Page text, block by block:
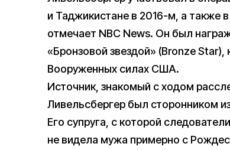
и Таджикистане в 2016-м, а также
отмечает NBC News. Он был
«Бронзовой звездой» (Bronze
Вооруженных силах США.
Источник, знакомый с ходом
Ливельсбергер был сторонником
Его супруга, с которой
не видела мужа примерно с